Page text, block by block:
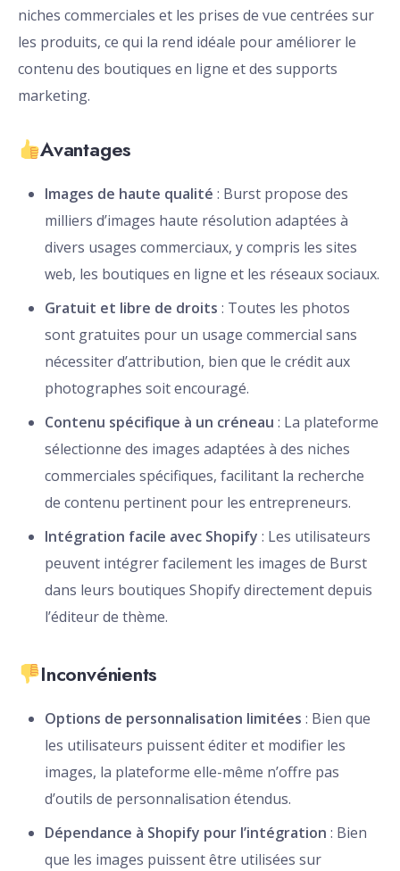
niches commerciales et les prises de vue centrées sur
les produits, ce qui la rend idéale pour améliorer le
contenu des boutiques en ligne et des supports
marketing.
Avantages
Images de haute qualité : Burst propose des
milliers d’images haute résolution adaptées à
divers usages commerciaux, y compris les sites
web, les boutiques en ligne et les réseaux sociaux.
Gratuit et libre de droits : Toutes les photos
sont gratuites pour un usage commercial sans
nécessiter d’attribution, bien que le crédit aux
photographes soit encouragé.
Contenu spécifique à un créneau : La plateforme
sélectionne des images adaptées à des niches
commerciales spécifiques, facilitant la recherche
de contenu pertinent pour les entrepreneurs.
Intégration facile avec Shopify : Les utilisateurs
peuvent intégrer facilement les images de Burst
dans leurs boutiques Shopify directement depuis
l’éditeur de thème.
Inconvénients
Options de personnalisation limitées : Bien que
les utilisateurs puissent éditer et modifier les
images, la plateforme elle-même n’offre pas
d’outils de personnalisation étendus.
Dépendance à Shopify pour l’intégration : Bien
que les images puissent être utilisées sur